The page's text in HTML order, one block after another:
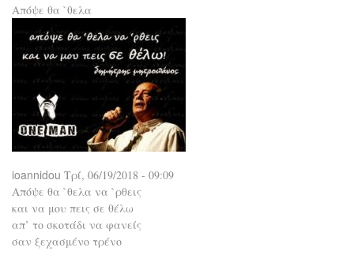
Απόψε θα `θελα
ioannidou Τρί, 06/19/2018 - 09:09
Απόψε θα `θελα να `ρθεις
και να μου πεις σε θέλω
απ’ το σκοτάδι να φανείς
σαν ξεχασμένο τρένο